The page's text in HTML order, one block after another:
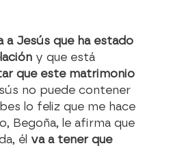
a Jesús que ha estado
y que está
que este matrimonio
no puede contener
lo feliz que me hace
Begoña, le afirma que
él va a tener que